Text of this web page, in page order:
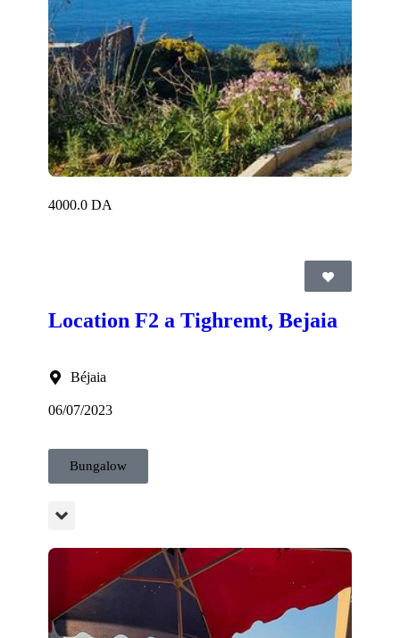
4000.0 DA
Location F2 a Tighremt, Bejaia
Béjaia
06/07/2023
Bungalow